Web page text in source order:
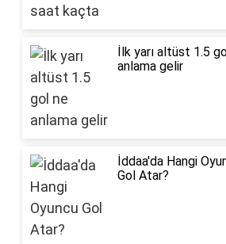
İlk yarı altüst 1.5
anlama gelir
İddaa'da Hangi
Gol Atar?